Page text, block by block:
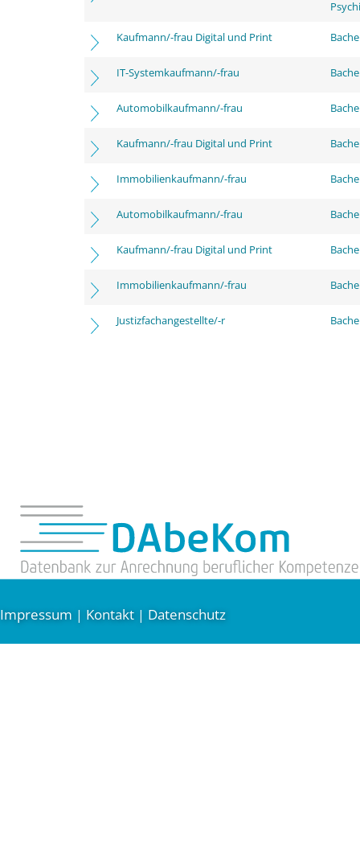
Kaufmann/-frau Digital und Print
IT-Systemkaufmann/-frau
Automobilkaufmann/-frau
Kaufmann/-frau Digital und Print
Immobilienkaufmann/-frau
Automobilkaufmann/-frau
Kaufmann/-frau Digital und Print
Immobilienkaufmann/-frau
Justizfachangestellte/-r
Impressum | Kontakt | Datenschutz